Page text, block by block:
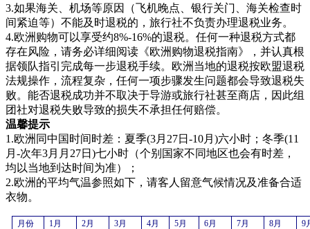
3.如果海关、机场等原因（飞机晚点、银行关门、海关检查时
间紧迫等）不能及时退税的，旅行社不负责办理退税业务。
4.欧洲购物可以享受约8%-16%的退税。任何一种退税方式都
存在风险，请务必详细阅读《欧洲购物退税指南》，并认真根
据领队指引完成每一步退税手续。欧洲当地的退税按欧盟退税
法规操作，流程复杂，任何一项步骤发生问题都会导致退税失
败。能否退税成功并不取决于导游或旅行社甚至商店，因此组
团社对退税失败导致的损失不承担任何赔偿。
温馨提示
1.欧洲同中国时间时差：夏季(3月27日-10月)六小时；冬季(11
月-次年3月月27日)七小时（个别国家不同地区也会有时差，
均以当地到达时间为准）；
2.欧洲的平均气温参照如下，请客人留意气候情况及准备合适
衣物。
月份 1月 2月 3月 4月 5月 6月 7月 8月
9